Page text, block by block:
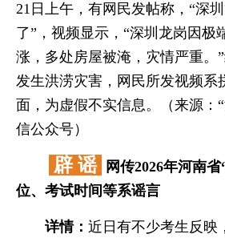
21日上午，有网民发帖称，“深
了”，视频显示，“深圳龙岗因极
涨，多处房屋被淹，灾情严重。
发生洪涝灾害，网民所发视频系
面，为虚假不实信息。（来源：
信公众号）
辟 谣
网传2026年河南
位、考试时间等系谣言
详情： 近日有不少考生反映